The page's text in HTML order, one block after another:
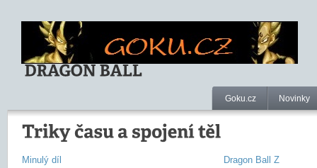
Goku.cz Novinky
Minulý díl Dragon Ball Z